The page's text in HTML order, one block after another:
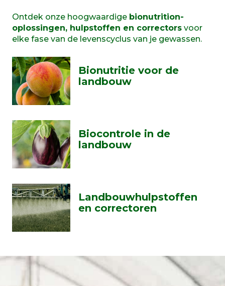
Ontdek onze hoogwaardige bionutrition-
oplossingen, hulpstoffen en correctors voor
elke fase van de levenscyclus van je gewassen.
Bionutritie voor de
landbouw
Biocontrole in de
landbouw
Landbouwhulpstoffen
en correctoren